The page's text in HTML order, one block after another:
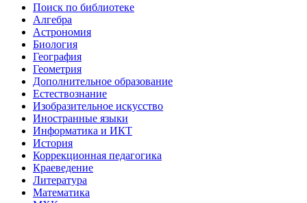
Поиск по библиотеке
Алгебра
Астрономия
Биология
География
Геометрия
Дополнительное образование
Естествознание
Изобразительное искусство
Иностранные языки
Информатика и ИКТ
История
Коррекционная педагогика
Краеведение
Литература
Математика